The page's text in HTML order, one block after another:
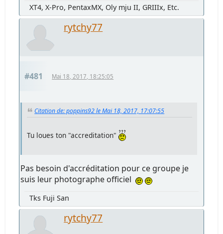
XT4, X-Pro, PentaxMX, Oly mju II, GRIIIx, Etc.
rytchy77
#481 Mai 18, 2017, 18:25:05
Citation de: poppins92 le Mai 18, 2017, 17:07:55
Tu loues ton "accreditation"
Pas besoin d'accréditation pour ce groupe je
suis leur photographe officiel
Tks Fuji San
rytchy77